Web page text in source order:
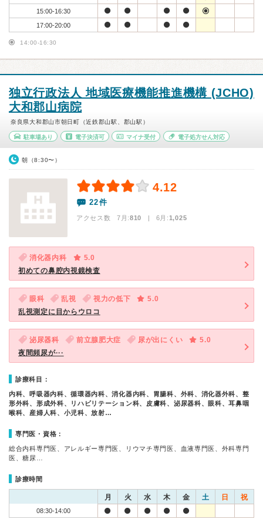
15:00-16:30
17:00-20:00
14:00-16:30
独立行政法人 地域医療機能推進機構 (JCHO)
大和郡山病院
奈良県大和郡山市朝日町（近鉄郡山駅、郡山駅）
駐車場あり 電子決済可 マイナ受付 電子処方せん対応
朝（8:30〜）
4.12
22件
アクセス数 7月:810 | 6月:1,025
消化器内科
5.0
初めての鼻腔内視鏡検査
眼科 乱視 視力の低下
5.0
乱視測定に目からウロコ
泌尿器科 前立腺肥大症 尿が出にくい
5.0
夜間頻尿が···
診療科目：
内科、呼吸器内科、循環器内科、消化器内科、胃腸科、外科、消化器外科、整
形外科、形成外科、リハビリテーション科、皮膚科、泌尿器科、眼科、耳鼻咽
喉科、産婦人科、小児科、放射…
専門医・資格：
総合内科専門医、アレルギー専門医、リウマチ専門医、血液専門医、外科専門
医、糖尿…
診療時間
月 火 水 木 金 土 日 祝
08:30-14:00